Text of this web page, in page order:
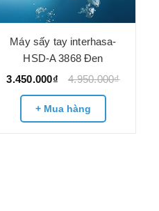
Máy sấy tay interhasa-
HSD-A 3868 Đen
3.450.000₫
4.950.000₫
+ Mua hàng